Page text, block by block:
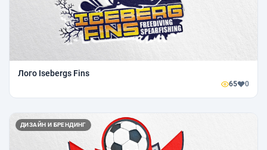
Лого Isebergs Fins
65 0
ДИЗАЙН И БРЕНДИНГ